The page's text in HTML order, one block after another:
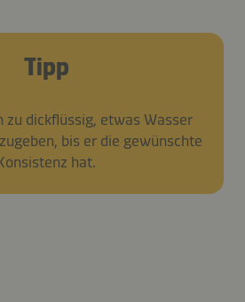
Tipp
zu dickflüssig, etwas Wasser
bis er die gewünschte
hat.